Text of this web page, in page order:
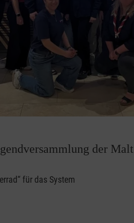
der
für das System